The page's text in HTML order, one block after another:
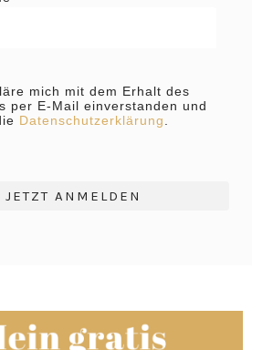
mich mit dem Erhalt des
per E-Mail einverstanden und
Datenschutzerklärung